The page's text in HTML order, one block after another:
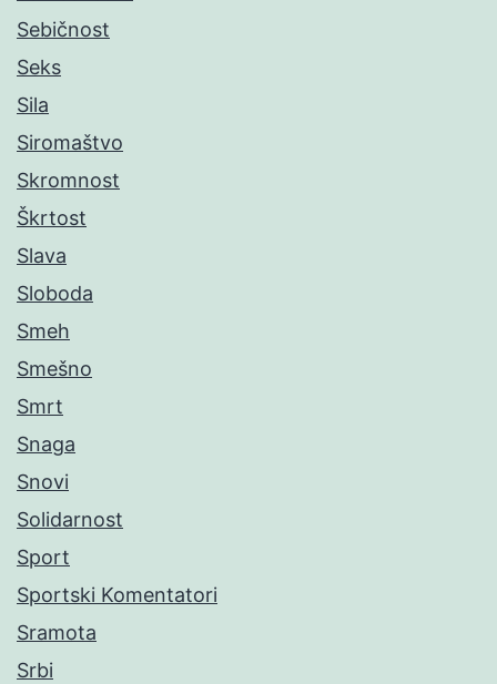
Sebičnost
Seks
Sila
Siromaštvo
Skromnost
Škrtost
Slava
Sloboda
Smeh
Smešno
Smrt
Snaga
Snovi
Solidarnost
Sport
Sportski Komentatori
Sramota
Srbi